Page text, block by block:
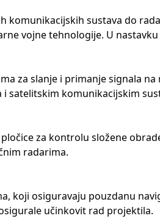
sustava do
vojne tehnologije. U
za slanje i primanje signala
komunikacijskim
za kontrolu složene
radarima.
koji osiguravaju pouzdanu
učinkovit rad projektila.